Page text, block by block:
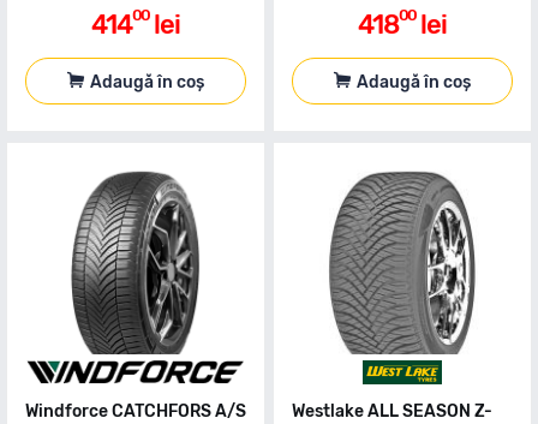
41400 lei
Adaugă în coș
41800 lei
Adaugă în coș
Windforce CATCHFORS A/S
Westlake ALL SEASON Z-